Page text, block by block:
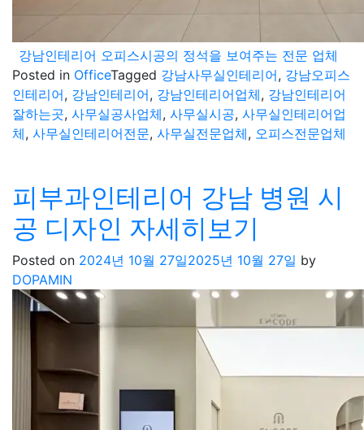
강남인테리어 오피스시공의 정석을 보여주는 전문 업체
Posted in OfficeTagged 강남사무실인테리어, 강남오피스
인테리어, 강남인테리어, 강남인테리어업체, 강남인테리어
잘하는곳, 사무실공사업체, 사무실시공, 사무실인테리어업
체, 사무실인테리어전문, 사무실전문업체, 오피스전문업체
피부과인테리어 강남 병원 시
공 디자인 자세히보기
Posted on 2024년 10월 27일2025년 10월 27일 by
DOPAMIN